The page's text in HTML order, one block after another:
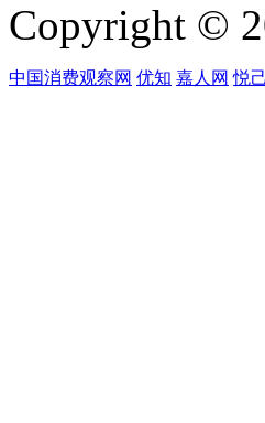
Copyright ©
中国消费观察网 优知 嘉人网 悦